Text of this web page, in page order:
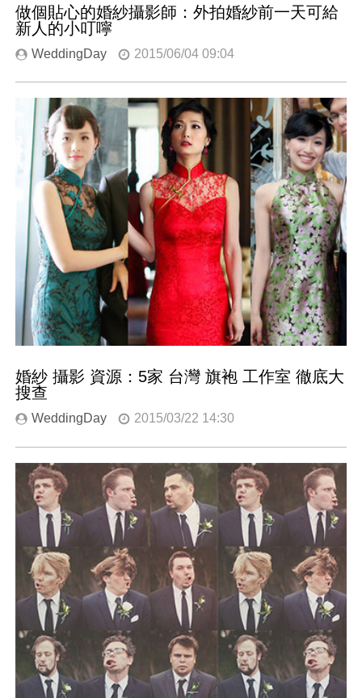
做個貼心的婚紗攝影師：外拍婚紗前一天可給
新人的小叮嚀
WeddingDay 2015/06/04 09:04
婚紗 攝影 資源：5家 台灣 旗袍 工作室 徹底大
搜查
WeddingDay 2015/03/22 14:30